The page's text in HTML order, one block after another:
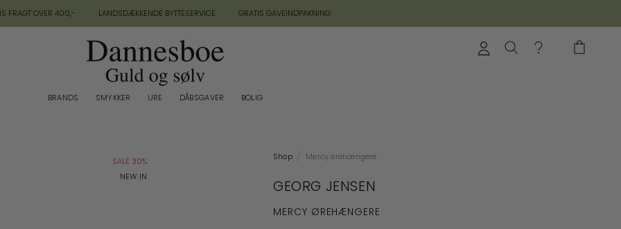
FRAGT OVER 400,- LANDSDÆKKENDE BYTTESERVICE GRATIS GAVEINDPAKNING
BRANDS
SMYKKER URE DÅBSGAVER
BOLIG
SALE 30%
NEW IN
Shop Mercy ørehængere
GEORG JENSEN
MERCY ØREHÆNGERE